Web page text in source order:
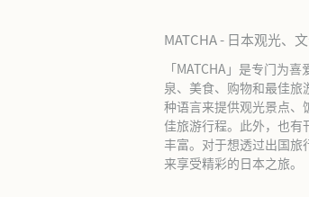
MATCHA - 日本观光、
「MATCHA」是专门为
泉、美食、购物和最佳
种语言来提供观光景点、
佳旅游行程。此外，也有
丰富。对于想透过出国旅
来享受精彩的日本之旅。